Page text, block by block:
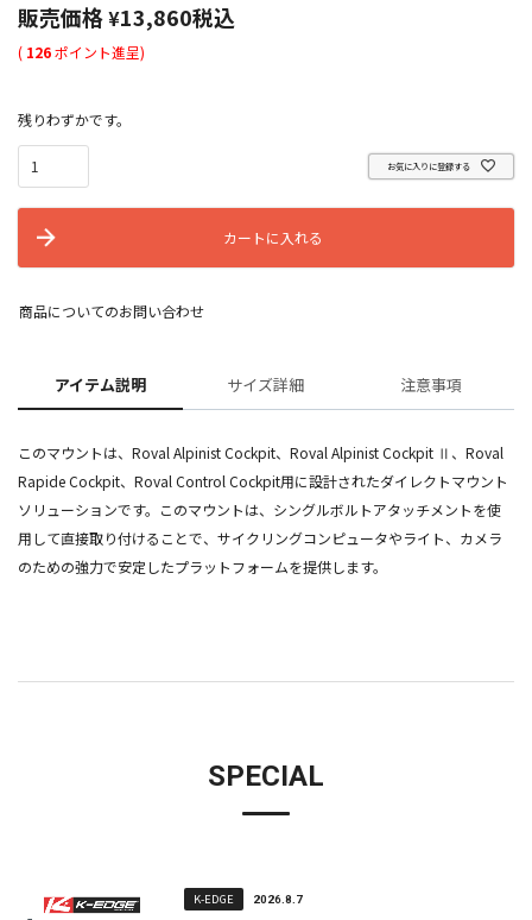
販売価格¥13,860税込
( 126ポイント進呈)
残りわずかです。
お気に入りに登録する
カートに入れる
商品についてのお問い合わせ
アイテム説明 サイズ詳細 注意事項
このマウントは、Roval Alpinist Cockpit、Roval Alpinist Cockpit Ⅱ、Roval
Rapide Cockpit、Roval Control Cockpit用に設計されたダイレクトマウント
ソリューションです。このマウントは、シングルボルトアタッチメントを使
用して直接取り付けることで、サイクリングコンピュータやライト、カメラ
のための強力で安定したプラットフォームを提供します。
SPECIAL